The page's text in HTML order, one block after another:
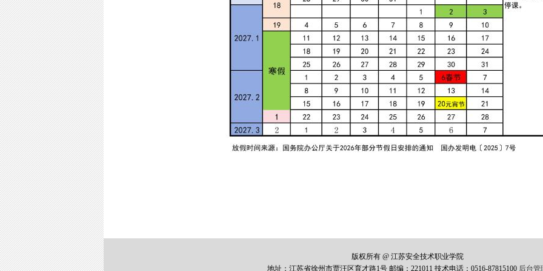
版权所有 @ 江苏安全技术职业学院
地址：江苏省徐州市贾汪区育才路1号 邮编：221011 技术电话：0516-87815100 后台管